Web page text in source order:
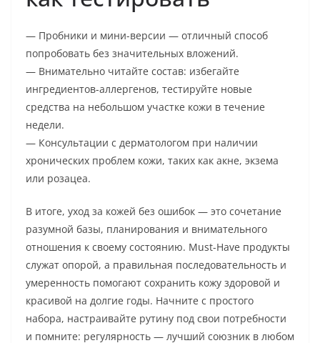
— Пробники и мини-версии — отличный способ
попробовать без значительных вложений.
— Внимательно читайте состав: избегайте
ингредиентов-аллергенов, тестируйте новые
средства на небольшом участке кожи в течение
недели.
— Консультации с дерматологом при наличии
хронических проблем кожи, таких как акне, экзема
или розацеа.
В итоге, уход за кожей без ошибок — это сочетание
разумной базы, планирования и внимательного
отношения к своему состоянию. Must-Have продукты
служат опорой, а правильная последовательность и
умеренность помогают сохранить кожу здоровой и
красивой на долгие годы. Начните с простого
набора, настраивайте рутину под свои потребности
и помните: регулярность — лучший союзник в любом